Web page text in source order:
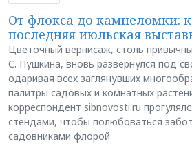
От флокса до камнеломки:
последняя июльская
Цветочный вернисаж, столь
С. Пушкина, вновь развернулся под
одаривая всех заглянувших
палитры садовых и комнатных
корреспондент sibnovosti.ru
стендами, чтобы полюбоваться
садовниками флорой